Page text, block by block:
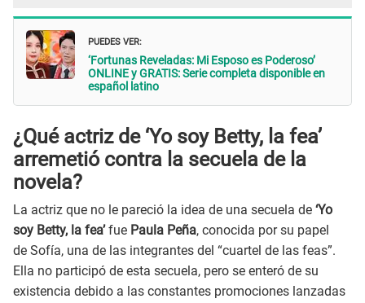
PUEDES VER:
‘Fortunas Reveladas: Mi Esposo es Poderoso’
ONLINE y GRATIS: Serie completa disponible en
español latino
¿Qué actriz de ‘Yo soy Betty, la fea’
arremetió contra la secuela de la
novela?
La actriz que no le pareció la idea de una secuela de ‘Yo
soy Betty, la fea’fue Paula Peña, conocida por su papel
de Sofía, una de las integrantes del “cuartel de las feas”.
Ella no participó de esta secuela, pero se enteró de su
existencia debido a las constantes promociones lanzadas